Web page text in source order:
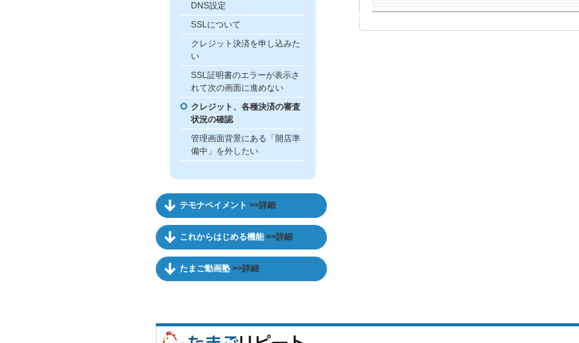
DNS設定
SSLについて
クレジット決済を申し込みた
い
SSL証明書のエラーが表示さ
れて次の画面に進めない
クレジット、各種決済の審査
状況の確認
管理画面背景にある「開店準
備中」を外したい
テモナペイメント >>詳細
これからはじめる機能>>詳細
たまご動画塾 >>詳細